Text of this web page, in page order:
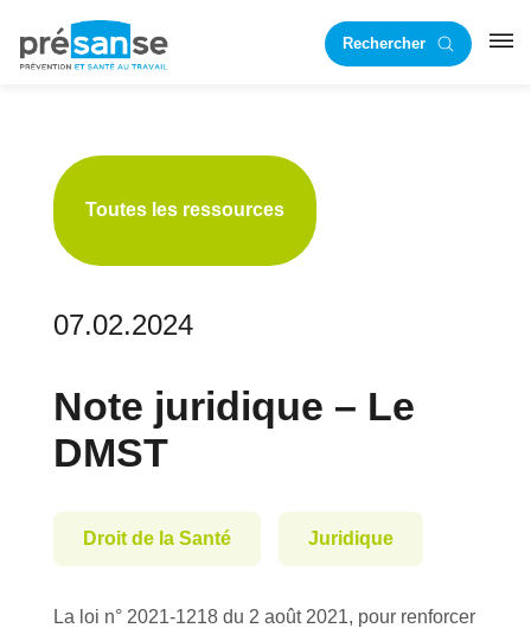
principale
RechercherRST
Toutes les ressources
07.02.2024
Note juridique – Le
DMST
Droit de la Santé Juridique
La loi n° 2021-1218 du 2 août 2021, pour renforcer